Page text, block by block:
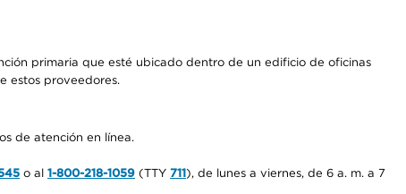
primaria que esté ubicado dentro de un edificio de oficinas
estos proveedores.
de atención en línea.
o al 1-800-218-1059 (TTY 711), de lunes a viernes, de 6 a. m. a 7